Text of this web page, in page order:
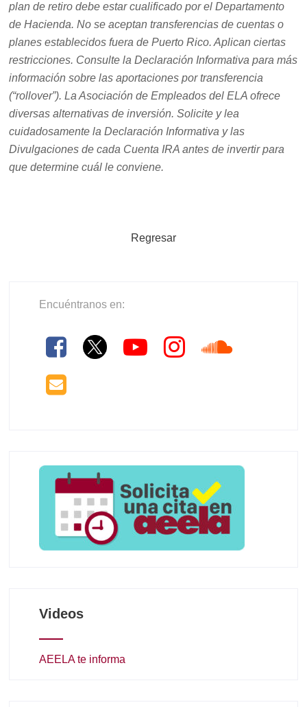
plan de retiro debe estar cualificado por el Departamento
de Hacienda. No se aceptan transferencias de cuentas o
planes establecidos fuera de Puerto Rico. Aplican ciertas
restricciones. Consulte la Declaración Informativa para más
información sobre las aportaciones por transferencia
(“rollover”). La Asociación de Empleados del ELA ofrece
diversas alternativas de inversión. Solicite y lea
cuidadosamente la Declaración Informativa y las
Divulgaciones de cada Cuenta IRA antes de invertir para
que determine cuál le conviene.
Regresar
Encuéntranos en:
Videos
AEELA te informa